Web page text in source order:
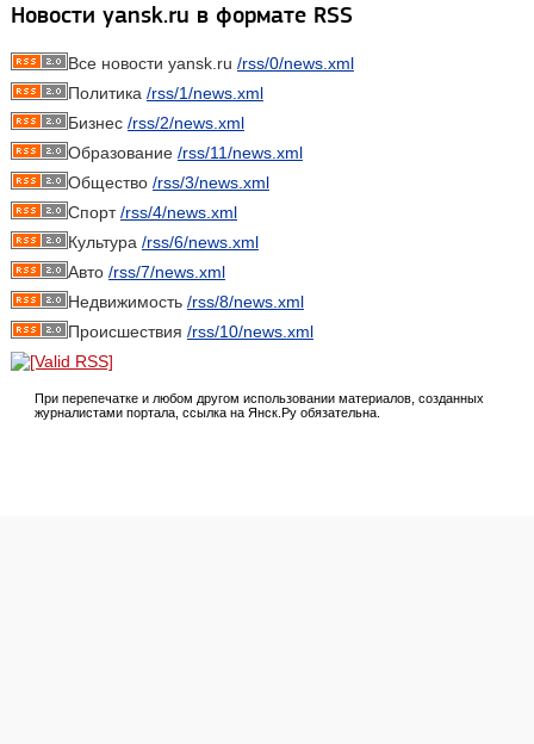
Новости yansk.ru в формате RSS
Все новости yansk.ru /rss/0/news.xml
Политика /rss/1/news.xml
Бизнес /rss/2/news.xml
Образование /rss/11/news.xml
Общество /rss/3/news.xml
Спорт/rss/4/news.xml
Культура /rss/6/news.xml
Авто /rss/7/news.xml
Недвижимость /rss/8/news.xml
Происшествия /rss/10/news.xml
При перепечатке и любом другом использовании материалов, созданных
журналистами портала, ссылка на Янск.Ру обязательна.